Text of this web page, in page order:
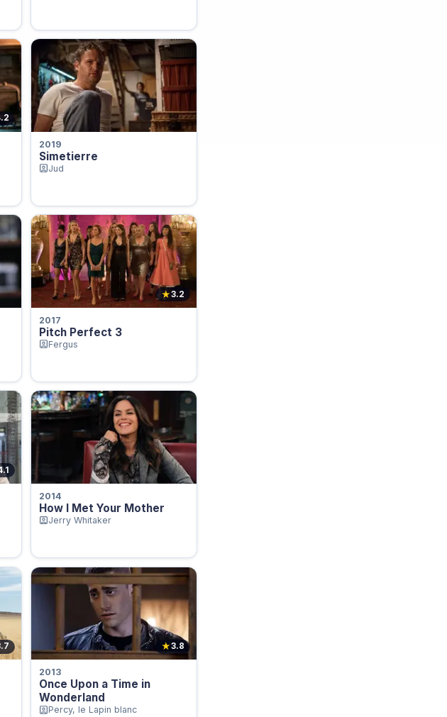
2019
Simetierre
Jud
★3.2
2017
Pitch Perfect 3
Fergus
2014
How I Met Your Mother
Jerry Whitaker
★3.8
2013
Once Upon a Time in
Wonderland
Percy, le Lapin blanc